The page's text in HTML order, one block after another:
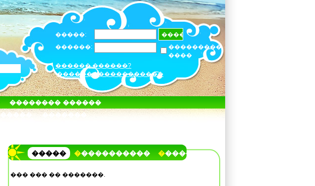
�����:
������:
���������
����
������ ������?
������������������
�������� ������
����� �������
����� ����������� �����
��� ��� �� �������.